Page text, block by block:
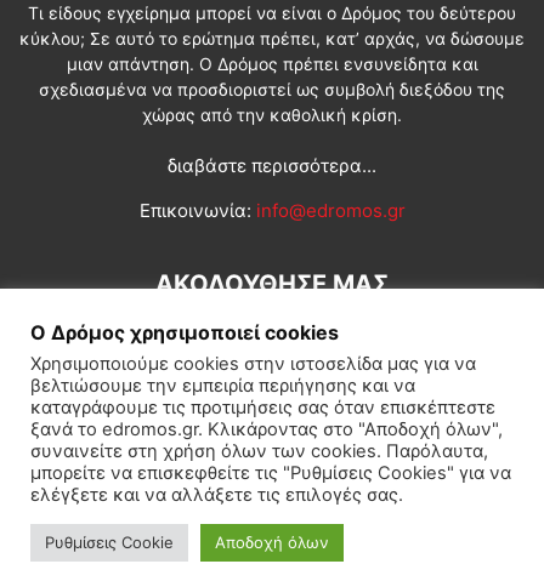
Τι είδους εγχείρημα μπορεί να είναι ο Δρόμος του δεύτερου
κύκλου; Σε αυτό το ερώτημα πρέπει, κατ’ αρχάς, να δώσουμε
μιαν απάντηση. Ο Δρόμος πρέπει ενσυνείδητα και
σχεδιασμένα να προσδιοριστεί ως συμβολή διεξόδου της
χώρας από την καθολική κρίση.
διαβάστε περισσότερα...
Επικοινωνία: info@edromos.gr
ΑΚΟΛΟΥΘΗΣΕ ΜΑΣ
Εγγραφή συνδρομητή Πολιτική Διεθνή Κοινωνία
Πολιτισμός Αφιερώματα
Ο Δρόμος χρησιμοποιεί cookies
Χρησιμοποιούμε cookies στην ιστοσελίδα μας για να
βελτιώσουμε την εμπειρία περιήγησης και να
καταγράφουμε τις προτιμήσεις σας όταν επισκέπτεστε
ξανά το edromos.gr. Κλικάροντας στο "Αποδοχή όλων",
συναινείτε στη χρήση όλων των cookies. Παρόλαυτα,
μπορείτε να επισκεφθείτε τις "Ρυθμίσεις Cookies" για να
ελέγξετε και να αλλάξετε τις επιλογές σας.
Ρυθμίσεις Cookie Αποδοχή όλων